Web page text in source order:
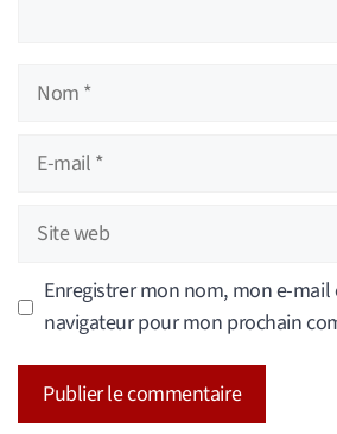
Nom
Site
Enregistrer mon nom, mon e-
navigateur pour mon prochain